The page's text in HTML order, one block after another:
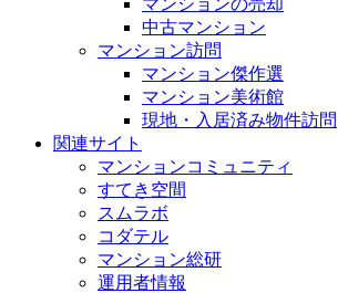
マンションの売却
中古マンション
マンション訪問
マンション傑作選
マンション美術館
現地・入居済み物件訪問
関連サイト
マンションコミュニティ
すてき空間
スムラボ
コダテル
マンション総研
運用者情報